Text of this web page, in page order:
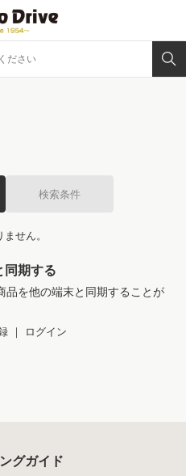
検索条件
せん。
同期する
品を他の端末と同期することが
｜ ログイン
グガイド